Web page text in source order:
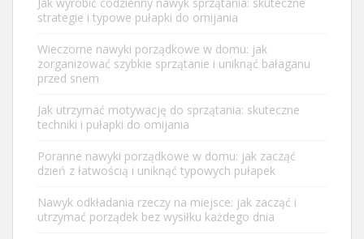
strategie i typowe pułapki do omijania
Wieczorne nawyki porządkowe w domu: jak
zorganizować szybkie sprzątanie i uniknąć bałaganu
przed snem
Jak utrzymać motywację do sprzątania: skuteczne
techniki i pułapki do omijania
Poranne nawyki porządkowe w domu: jak zacząć
dzień z łatwością i uniknąć typowych pułapek
Nawyk odkładania rzeczy na miejsce: jak zacząć i
utrzymać porządek bez wysiłku każdego dnia